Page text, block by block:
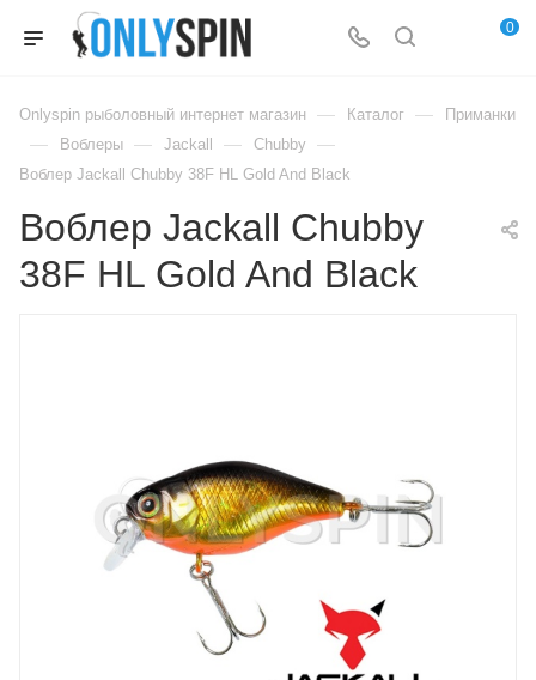
0
Onlyspin рыболовный интернет магазин — Каталог — Приманки
— Воблеры — Jackall — Chubby —
Воблер Jackall Chubby 38F HL Gold And Black
Воблер Jackall Chubby
38F HL Gold And Black